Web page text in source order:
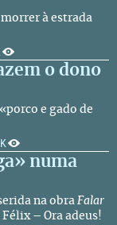
à estrada
o dono
e gado de
numa
na obra Falar
– Ora adeus!